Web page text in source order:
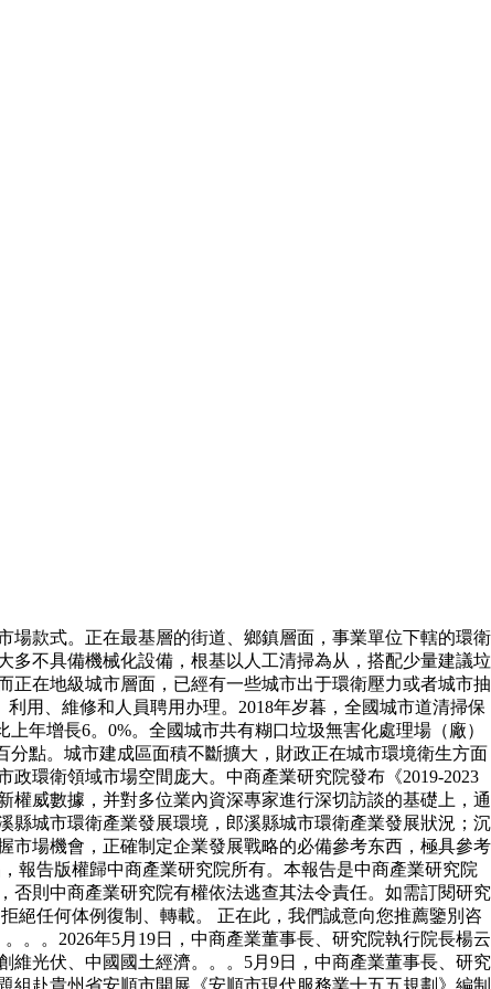
款式。正在最基層的街道、鄉鎮層面，事業單位下轄的環衛
不具備機械化設備，根基以人工清掃為从，搭配少量建議垃
在地級城市層面，已經有一些城市出于環衛壓力或者城市抽
用、維修和人員聘用办理。2018年岁暮，全國城市道清掃保
年增長6。0%。全國城市共有糊口垃圾無害化處理場（廠）
分點。城市建成區面積不斷擴大，財政正在城市環境衛生方面
環衛領域市場空間庞大。中商產業研究院發布《2019-2023
威數據，并對多位業內資深專家進行深切訪談的基礎上，通
城市環衛產業發展環境，郎溪縣城市環衛產業發展狀況；沉
場機會，正確制定企業發展戰略的必備參考东西，極具參考
報告版權歸中商產業研究院所有。本報告是中商產業研究院
則中商產業研究院有權依法逃查其法令責任。如需訂閱研究
絕任何体例復制、轉載。 正在此，我們誠意向您推薦鑒別咨
。。2026年5月19日，中商產業董事長、研究院執行院長楊云
維光伏、中國國土經濟。。。5月9日，中商產業董事長、研究
赴貴州省安順市開展《安順市現代服務業十五五規劃》編制